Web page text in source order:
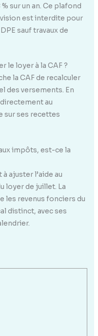
sur un an. Ce plafond
est interdite pour
sauf travaux de
le loyer à la CAF ?
la CAF de recalculer
des versements. En
au
sur ses recettes
impôts, est-ce la
ajuster l’aide au
loyer de juillet. La
les revenus fonciers du
distinct, avec ses